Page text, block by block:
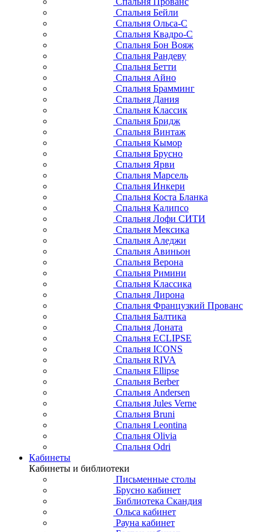
Спальня Бейли
Спальня Ольса-С
Спальня Квадро-С
Спальня Бон Вояж
Спальня Рандеву
Спальня Бетти
Спальня Айно
Спальня Брамминг
Спальня Дания
Спальня Классик
Спальня Бридж
Спальня Винтаж
Спальня Кымор
Спальня Брусно
Спальня Ярви
Спальня Марсель
Спальня Инкери
Спальня Коста Бланка
Спальня Калипсо
Спальня Лофи СИТИ
Спальня Мексика
Спальня Аледжи
Спальня Авиньон
Спальня Верона
Спальня Римини
Спальня Классика
Спальня Лирона
Спальня Французкий Прованс
Спальня Балтика
Спальня Доната
Спальня ECLIPSE
Спальня ICONS
Спальня RIVA
Спальня Ellipse
Спальня Berber
Спальня Andersen
Спальня Jules Verne
Спальня Bruni
Спальня Leontina
Спальня Olivia
Спальня Odri
Кабинеты
Кабинеты и библиотеки
Письменные столы
Брусно кабинет
Библиотека Скандия
Ольса кабинет
Рауна кабинет